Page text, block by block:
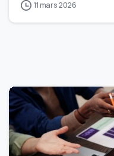
11 mars 2026